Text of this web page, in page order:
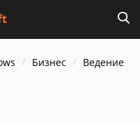
Бизнес
Ведение